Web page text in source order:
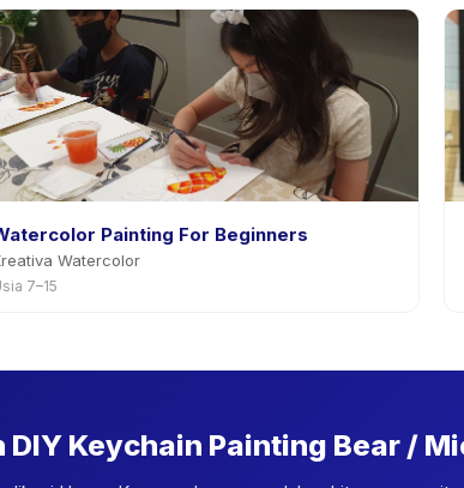
Painting For Beginners
Watercolor
7–15
DIY Keychain Painting Bear /